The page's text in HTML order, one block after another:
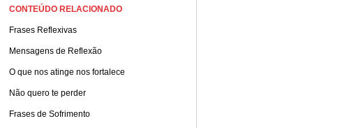
CONTEÚDO RELACIONADO
Frases Reflexivas
Mensagens de Reflexão
O que nos atinge nos fortalece
Não quero te perder
Frases de Sofrimento